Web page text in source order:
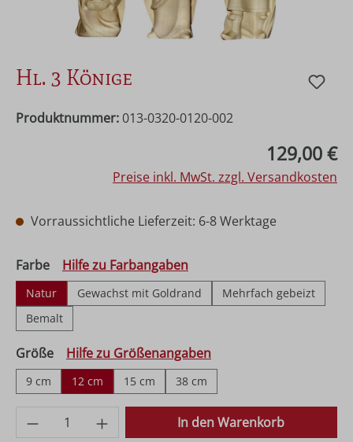
Hl. 3 Könige
Produktnummer: 013-0320-0120-002
129,00 €
Preise inkl. MwSt. zzgl. Versandkosten
Vorraussichtliche Lieferzeit: 6-8 Werktage
Farbeauswählen
Hilfe zu Farbangaben
Natur Gewachst mit Goldrand
Mehrfach gebeizt
Bemalt
Größeauswählen
Hilfe zu Größenangaben
9 cm 12 cm 15 cm 38 cm
Produkt Anzahl: Gib den gewünschten
In den Warenkorb